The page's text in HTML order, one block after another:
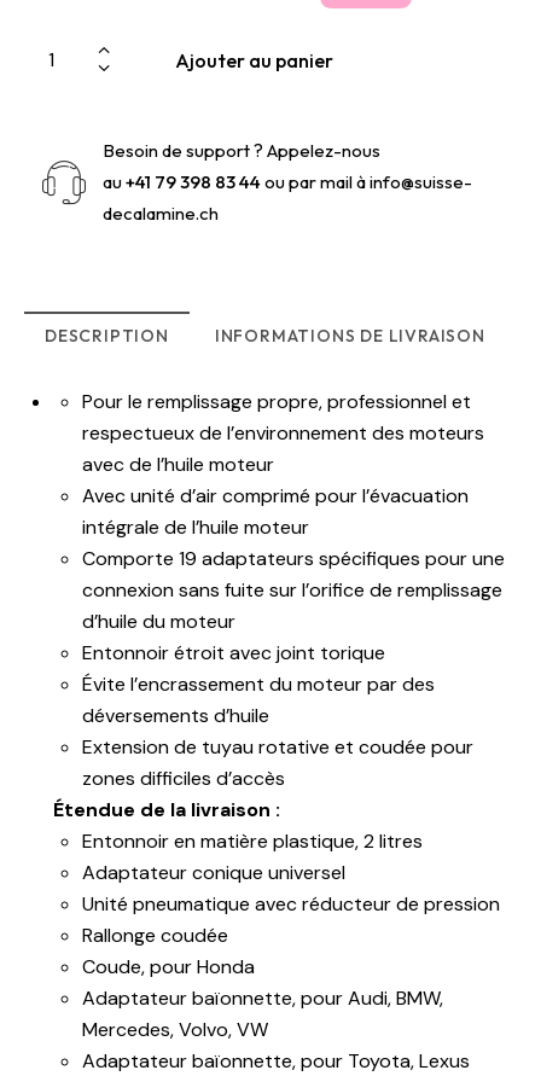
Ajouter au panier
Besoin de support ? Appelez-nous
au+41 79 398 83 44ou par mail àinfo@suisse-
decalamine.ch
DESCRIPTION INFORMATIONS DE LIVRAISON
Pour le remplissage propre, professionnel et
respectueux de l’environnement des moteurs
avec de l’huile moteur
Avec unité d’air comprimé pour l’évacuation
intégrale de l’huile moteur
Comporte 19 adaptateurs spécifiques pour une
connexion sans fuite sur l’orifice de remplissage
d’huile du moteur
Entonnoir étroit avec joint torique
Évite l’encrassement du moteur par des
déversements d’huile
Extension de tuyau rotative et coudée pour
zones difficiles d’accès
Étendue de la livraison :
Entonnoir en matière plastique, 2 litres
Adaptateur conique universel
Unité pneumatique avec réducteur de pression
Rallonge coudée
Coude, pour Honda
Adaptateur baïonnette, pour Audi, BMW,
Mercedes, Volvo, VW
Adaptateur baïonnette, pour Toyota, Lexus